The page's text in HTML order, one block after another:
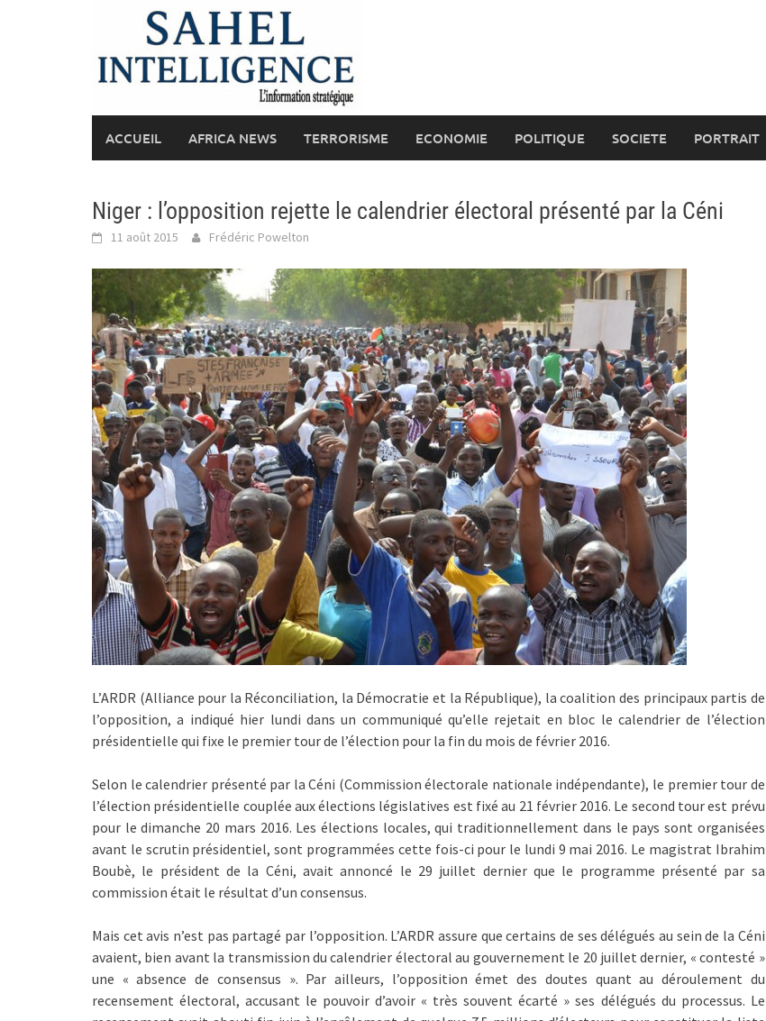
ACCUEIL AFRICA NEWS TERRORISME ECONOMIE POLITIQUE SOCIETE PORTRAIT
Niger : l’opposition rejette le calendrier électoral présenté par la Céni
11 août 2015 Frédéric Powelton
L’ARDR (Alliance pour la Réconciliation, la Démocratie et la République), la coalition des principaux partis de
l’opposition, a indiqué hier lundi dans un communiqué qu’elle rejetait en bloc le calendrier de l’élection
présidentielle qui fixe le premier tour de l’élection pour la fin du mois de février 2016.
Selon le calendrier présenté par la Céni (Commission électorale nationale indépendante), le premier tour de
l’élection présidentielle couplée aux élections législatives est fixé au 21 février 2016. Le second tour est prévu
pour le dimanche 20 mars 2016. Les élections locales, qui traditionnellement dans le pays sont organisées
avant le scrutin présidentiel, sont programmées cette fois-ci pour le lundi 9 mai 2016. Le magistrat Ibrahim
Boubè, le président de la Céni, avait annoncé le 29 juillet dernier que le programme présenté par sa
commission était le résultat d’un consensus.
Mais cet avis n’est pas partagé par l’opposition. L’ARDR assure que certains de ses délégués au sein de la Céni
avaient, bien avant la transmission du calendrier électoral au gouvernement le 20 juillet dernier, « contesté »
une « absence de consensus ». Par ailleurs, l’opposition émet des doutes quant au déroulement du
recensement électoral, accusant le pouvoir d’avoir « très souvent écarté » ses délégués du processus. Le